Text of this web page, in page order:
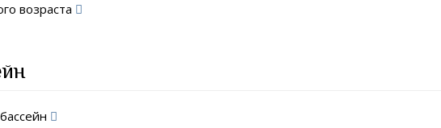
возраста